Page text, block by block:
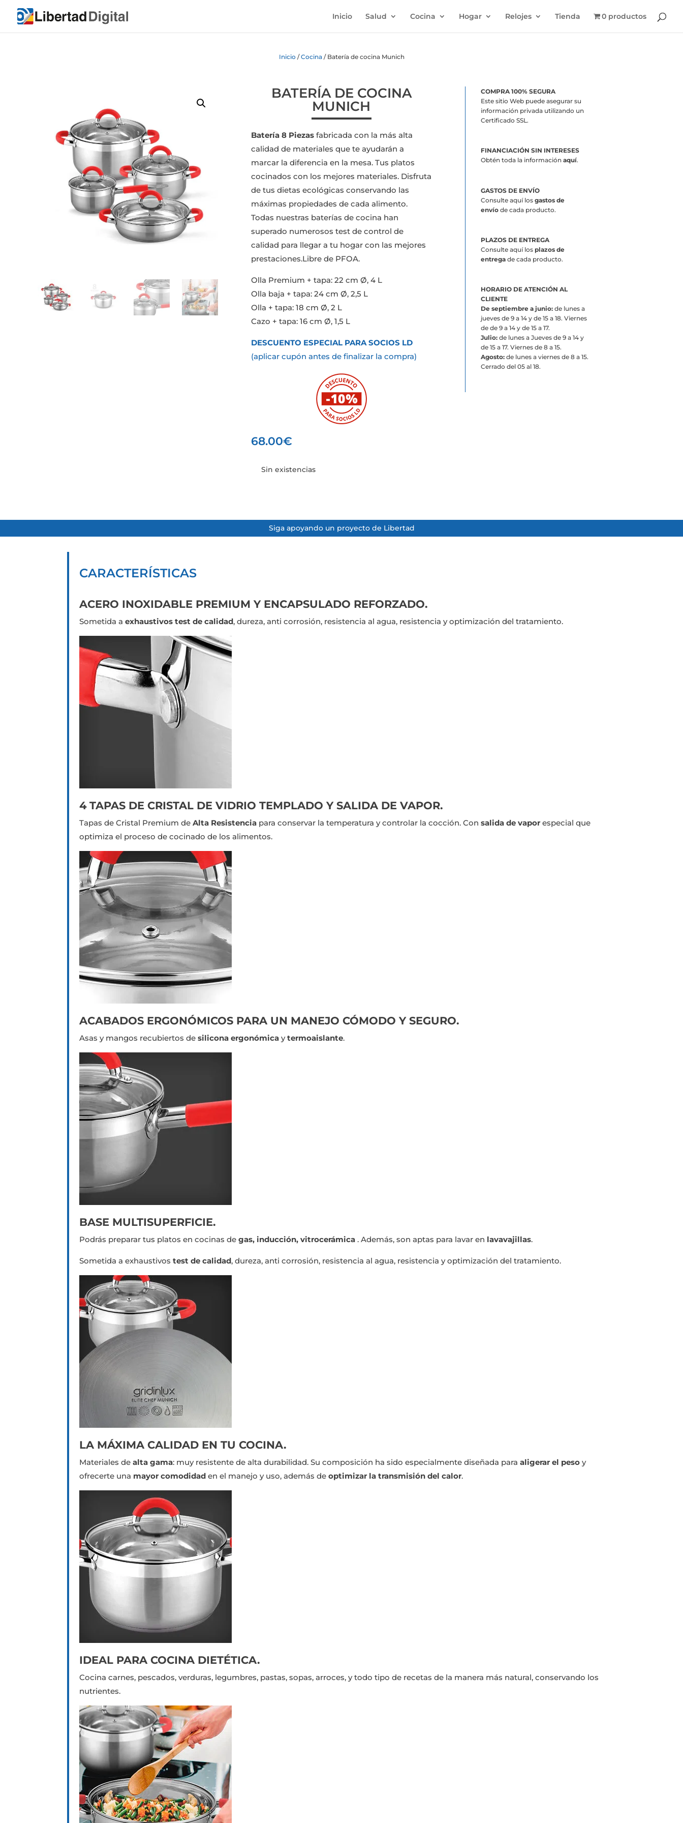
Inicio Salud Cocina Hogar Relojes Tienda 0 productos
Inicio /Cocina/ Batería de cocina Munich
BATERÍA DE COCINA
MUNICH
Batería 8 Piezas fabricada con la más alta
calidad de materiales que te ayudarán a
marcar la diferencia en la mesa. Tus platos
cocinados con los mejores materiales. Disfruta
de tus dietas ecológicas conservando las
máximas propiedades de cada alimento.
Todas nuestras baterías de cocina han
superado numerosos test de control de
calidad para llegar a tu hogar con las mejores
prestaciones.Libre de PFOA.
Olla Premium + tapa: 22 cm Ø, 4 L
Olla baja + tapa: 24 cm Ø, 2,5 L
Olla + tapa: 18 cm Ø, 2 L
Cazo + tapa: 16 cm Ø, 1,5 L
DESCUENTO ESPECIAL PARA SOCIOS LD
(aplicar cupón antes de finalizar la compra)
68.00€
Sin existencias
COMPRA 100% SEGURA
Este sitio Web puede asegurar su
información privada utilizando un
Certificado SSL.
FINANCIACIÓN SIN INTERESES
Obtén toda la informaciónaquí.
GASTOS DE ENVÍO
Consulte aquí losgastos de
envío de cada producto.
PLAZOS DE ENTREGA
Consulte aquí losplazos de
entrega de cada producto.
HORARIO DE ATENCIÓN AL
CLIENTE
De septiembre a junio: de lunes a
jueves de 9 a 14 y de 15 a 18. Viernes
de de 9 a 14 y de 15 a 17.
Julio: de lunes a Jueves de 9 a 14 y
de 15 a 17. Viernes de 8 a 15.
Agosto: de lunes a viernes de 8 a 15.
Cerrado del 05 al 18.
Siga apoyando un proyecto de Libertad
CARACTERÍSTICAS
ACERO INOXIDABLE PREMIUM Y ENCAPSULADO REFORZADO.
Sometida a exhaustivos test de calidad, dureza, anti corrosión, resistencia al agua, resistencia y optimización del tratamiento.
4 TAPAS DE CRISTAL DE VIDRIO TEMPLADO Y SALIDA DE VAPOR.
Tapas de Cristal Premium de Alta Resistencia para conservar la temperatura y controlar la cocción. Con salida de vapor especial que
optimiza el proceso de cocinado de los alimentos.
ACABADOS ERGONÓMICOS PARA UN MANEJO CÓMODO Y SEGURO.
Asas y mangos recubiertos de silicona ergonómica ytermoaislante.
BASE MULTISUPERFICIE.
Podrás preparar tus platos en cocinas de gas, inducción, vitrocerámica . Además, son aptas para lavar en lavavajillas.
Sometida a exhaustivos test de calidad, dureza, anti corrosión, resistencia al agua, resistencia y optimización del tratamiento.
LA MÁXIMA CALIDAD EN TU COCINA.
Materiales de alta gama: muy resistente de alta durabilidad. Su composición ha sido especialmente diseñada para aligerar el peso y
ofrecerte una mayor comodidad en el manejo y uso, además de optimizar la transmisión del calor.
IDEAL PARA COCINA DIETÉTICA.
Cocina carnes, pescados, verduras, legumbres, pastas, sopas, arroces, y todo tipo de recetas de la manera más natural, conservando los
nutrientes.